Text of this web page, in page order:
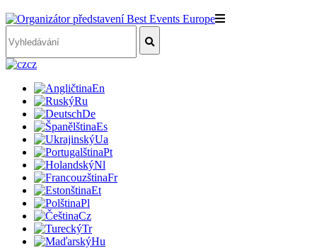
cz
En
Ru
De
Es
Ua
Pt
Nl
Fr
Et
Pl
Cz
Tr
Hu